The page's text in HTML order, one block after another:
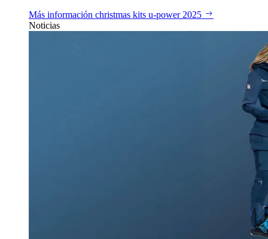
Más información christmas kits u‑power 2025
Noticias